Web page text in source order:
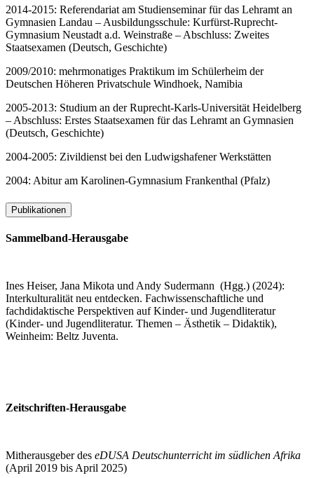
2014-2015: Referendariat am Studienseminar für das Lehramt an
Gymnasien Landau – Ausbildungsschule: Kurfürst-Ruprecht-
Gymnasium Neustadt a.d. Weinstraße – Abschluss: Zweites
Staatsexamen (Deutsch, Geschichte)
2009/2010: mehrmonatiges Praktikum im Schülerheim der
Deutschen Höheren Privatschule Windhoek, Namibia
2005-2013: Studium an der Ruprecht-Karls-Universität Heidelberg
– Abschluss: Erstes Staatsexamen für das Lehramt an Gymnasien
(Deutsch, Geschichte)
2004-2005: Zivildienst bei den Ludwigshafener Werkstätten
2004: Abitur am Karolinen-Gymnasium Frankenthal (Pfalz)
Publikationen
Sammelband-Herausgabe
Ines Heiser, Jana Mikota und Andy Sudermann (Hgg.) (2024):
Interkulturalität neu entdecken. Fachwissenschaftliche und
fachdidaktische Perspektiven auf Kinder- und Jugendliteratur
(Kinder- und Jugendliteratur. Themen – Ästhetik – Didaktik),
Weinheim: Beltz Juventa.
Zeitschriften-Herausgabe
Mitherausgeber des eDUSA Deutschunterricht im südlichen Afrika
(April 2019 bis April 2025)